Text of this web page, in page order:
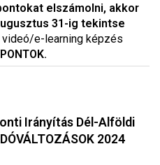
elszámolni, akkor
31-ig tekintse
videó/e-learning képzés
Irányítás Dél-Alföldi
2024